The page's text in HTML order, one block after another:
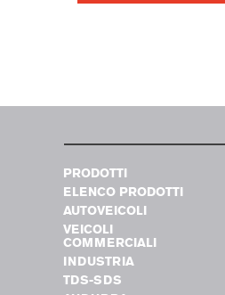
PRODOTTI
ELENCO PRODOTTI
AUTOVEICOLI
VEICOLI
COMMERCIALI
INDUSTRIA
TDS-SDS